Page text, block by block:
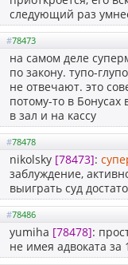
следующий раз
#78473
на самом деле
по закону. тупо-
не отвечают. это
потому-то в Бонусах
в зал и на кассу
#78478
nikolsky [78473]:
заблуждение,
выиграть суд
#78486
yumiha [78478]:
не имея адвоката